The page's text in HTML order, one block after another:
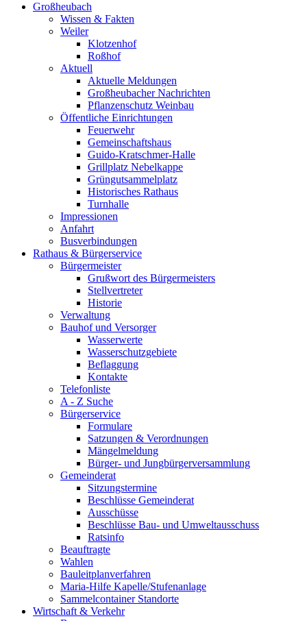
Großheubach
Wissen & Fakten
Weiler
Klotzenhof
Roßhof
Aktuell
Aktuelle Meldungen
Großheubacher Nachrichten
Pflanzenschutz Weinbau
Öffentliche Einrichtungen
Feuerwehr
Gemeinschaftshaus
Guido-Kratschmer-Halle
Grillplatz Nebelkappe
Grüngutsammelplatz
Historisches Rathaus
Turnhalle
Impressionen
Anfahrt
Busverbindungen
Rathaus & Bürgerservice
Bürgermeister
Grußwort des Bürgermeisters
Stellvertreter
Historie
Verwaltung
Bauhof und Versorger
Wasserwerte
Wasserschutzgebiete
Beflaggung
Kontakte
Telefonliste
A - Z Suche
Bürgerservice
Formulare
Satzungen & Verordnungen
Mängelmeldung
Bürger- und Jungbürgerversammlung
Gemeinderat
Sitzungstermine
Beschlüsse Gemeinderat
Ausschüsse
Beschlüsse Bau- und Umweltausschuss
Ratsinfo
Beauftragte
Wahlen
Bauleitplanverfahren
Maria-Hilfe Kapelle/Stufenanlage
Sammelcontainer Standorte
Wirtschaft & Verkehr